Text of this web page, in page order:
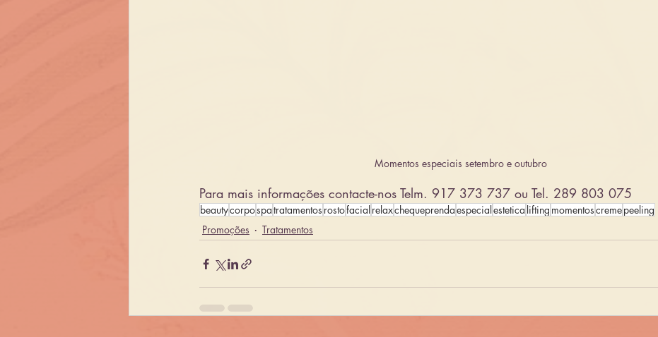
Momentos especiais setembro e outubro
Para mais informações contacte-nos Telm. 917 373 737 ou Tel. 289 803 075
beautycorpospatratamentos rostofacialrelaxchequeprendaespecialestetica lifting momentoscremepeeling
Promoções
Tratamentos